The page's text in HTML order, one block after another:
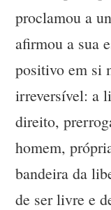
proclamou a
afirmou a sua
positivo em si
irreversível: a
direito,
homem,
bandeira da
de ser livre e